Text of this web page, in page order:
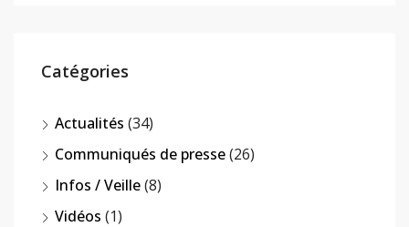
Catégories
Actualités (34)
Communiqués de presse(26)
Infos / Veille(8)
Vidéos (1)